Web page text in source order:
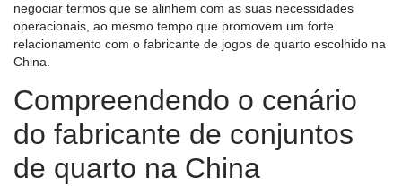
negociar termos que se alinhem com as suas necessidades
operacionais, ao mesmo tempo que promovem um forte
relacionamento com o fabricante de jogos de quarto escolhido na
China.
Compreendendo o cenário
do fabricante de conjuntos
de quarto na China